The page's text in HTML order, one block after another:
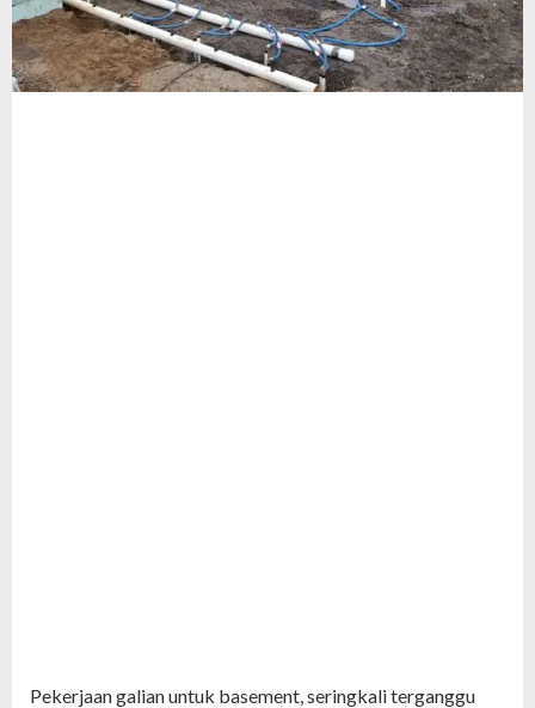
Pekerjaan galian untuk basement, seringkali terganggu